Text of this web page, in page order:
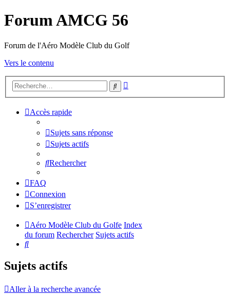
Forum AMCG 56
Forum de l'Aéro Modèle Club du Golf
Vers le contenu
Rechercher
Accès rapide
Sujets sans réponse
Sujets actifs
Rechercher
FAQ
Connexion
S’enregistrer
Aéro Modèle Club du Golfe Index
du forum Rechercher Sujets actifs
Rechercher
Sujets actifs
Aller à la recherche avancée